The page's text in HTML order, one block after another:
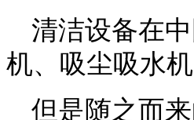
清洁设备在
机、吸尘吸水
但是随之而